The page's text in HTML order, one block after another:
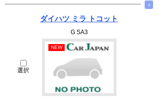
∧
ダイハツ ミラ トコット
G SA3
選択
NEW